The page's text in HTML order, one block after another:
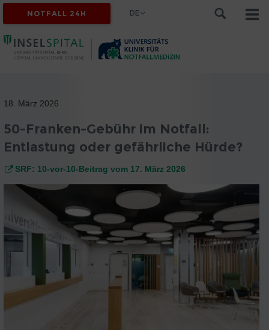
NOTFALL 24H DE
18. März 2026
50-Franken-Gebühr im Notfall:
Entlastung oder gefährliche Hürde?
SRF: 10-vor-10-Beitrag vom 17. März 2026